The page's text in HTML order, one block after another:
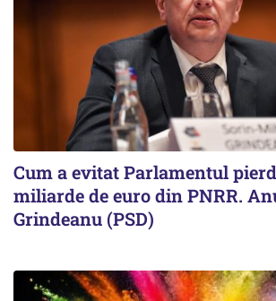
Cum a evitat Parlamentul
miliarde de euro din PNRR.
Grindeanu (PSD)